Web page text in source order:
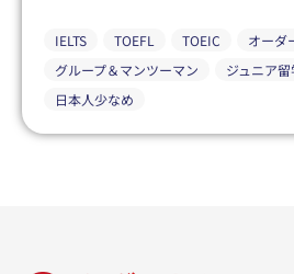
IELTS TOEFL TOEIC
オーダ
グループ＆マンツーマン
ジュニア
日本人少なめ